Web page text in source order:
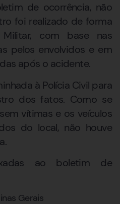
de ocorrência, não
foi realizado de forma
com base nas
pelos envolvidos e em
após o acidente.
à Polícia Civil para
dos fatos. Como se
vítimas e os veículos
do local, não houve
ao boletim de
Gerais